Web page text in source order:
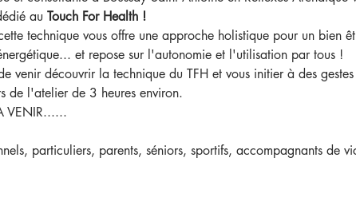
au Touch For Health !
technique vous offre une approche holistique pour un bien
et repose sur l'autonomie et l'utilisation par tous !
venir découvrir la technique du TFH et vous initier à des
de l'atelier de 3 heures environ.
VENIR......
particuliers, parents, séniors, sportifs, accompagnants de